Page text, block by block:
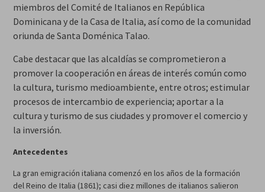
miembros del Comité de Italianos en República
Dominicana y de la Casa de Italia, así como de la comunidad
oriunda de Santa Doménica Talao.
Cabe destacar que las alcaldías se comprometieron a
promover la cooperación en áreas de interés común como
la cultura, turismo medioambiente, entre otros; estimular
procesos de intercambio de experiencia; aportar a la
cultura y turismo de sus ciudades y promover el comercio y
la inversión.
Antecedentes
La gran emigración italiana comenzó en los años de la formación
del Reino de Italia (1861); casi diez millones de italianos salieron